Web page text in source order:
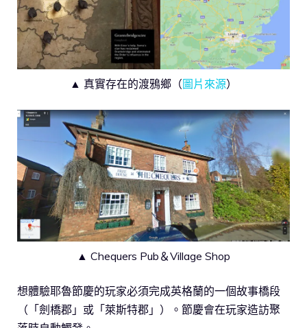
▲ 真實存在的渡鴉鄉（圖片來源）
▲ Chequers Pub＆Village Shop
想體驗耶魯節慶的玩家必須完成英格蘭的一個故事橋段
（「劍橋郡」或「萊斯特郡」）。節慶會在玩家造訪聚